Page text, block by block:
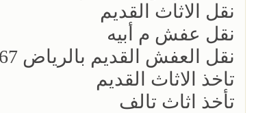
نقل الاثاث القديم
نقل عفش م أبيه
نقل العفش القديم بالرياض 0534375367
تاخذ الاثاث القديم
تأخذ اثاث تالف